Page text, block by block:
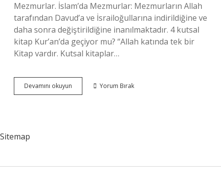
Mezmurlar. İslam’da Mezmurlar: Mezmurların Allah
tarafından Davud’a ve İsrailoğullarına indirildiğine ve
daha sonra değiştirildiğine inanılmaktadır. 4 kutsal
kitap Kur’an’da geçiyor mu? “Allah katında tek bir
Kitap vardır. Kutsal kitaplar…
Devamını okuyun
Büyük
Yorum Bırak
Sitemap